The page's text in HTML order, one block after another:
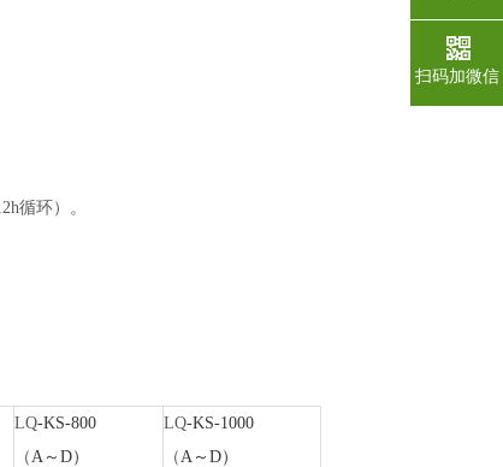
循环） 。
LQ-KS-800
（A～D）
LQ-KS-1000
（A～D）
扫码加微信